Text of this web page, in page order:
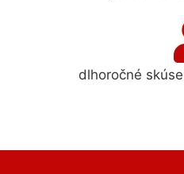
dlhoročné